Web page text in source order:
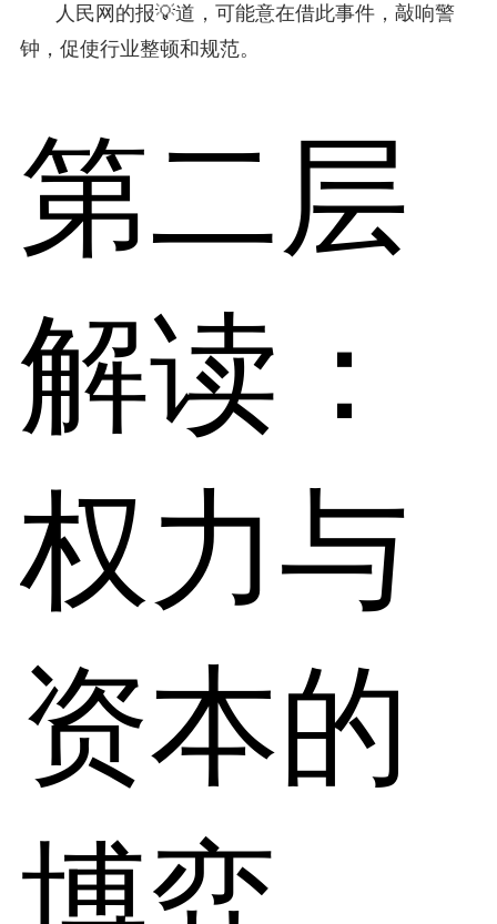
人民网的报💡道，可能意在借此事件，敲响警
钟，促使行业整顿和规范。
第二层
解读：
权力与
资本的